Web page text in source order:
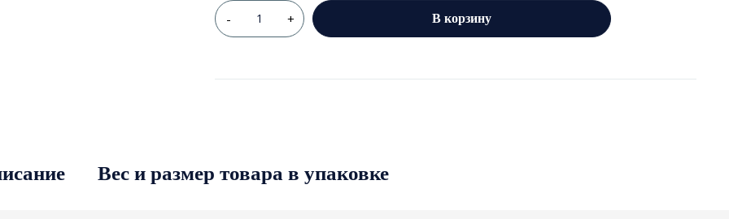
В корзину
Вес и размер товара в упаковке